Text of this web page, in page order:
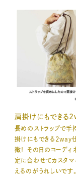
肩掛けにもできる
長めのストラップで手
掛けにもできる2way
徴！ その日のコーディ
定に合わせてカスタマ
えるのがうれしいです。